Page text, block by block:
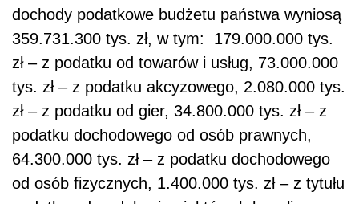
dochody podatkowe budżetu państwa wyniosą
359.731.300 tys. zł, w tym: 179.000.000 tys.
zł – z podatku od towarów i usług, 73.000.000
tys. zł – z podatku akcyzowego, 2.080.000 tys.
zł – z podatku od gier, 34.800.000 tys. zł – z
podatku dochodowego od osób prawnych,
64.300.000 tys. zł – z podatku dochodowego
od osób fizycznych, 1.400.000 tys. zł – z tytułu